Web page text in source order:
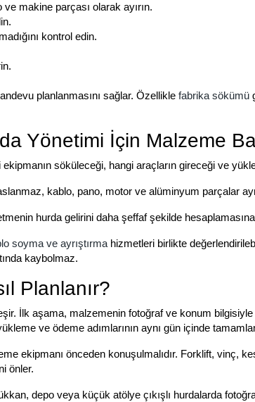
makine parçası olarak ayırın.
kontrol edin.
planlanmasını sağlar. Özellikle fabrika sökümü
Yönetimi İçin Malzeme
söküleceği, hangi araçların gireceği ve
kablo, pano, motor ve alüminyum parçalar
hurda gelirini daha şeffaf şekilde hesaplamasına
soyma ve ayrıştırma hizmetleri birlikte
kaybolmaz.
Planlanır?
İlk aşama, malzemenin fotoğraf ve konum
ve ödeme adımlarının aynı gün içinde
ekipmanı önceden konuşulmalıdır. Forklift, vinç,
önler.
depo veya küçük atölye çıkışlı hurdalarda